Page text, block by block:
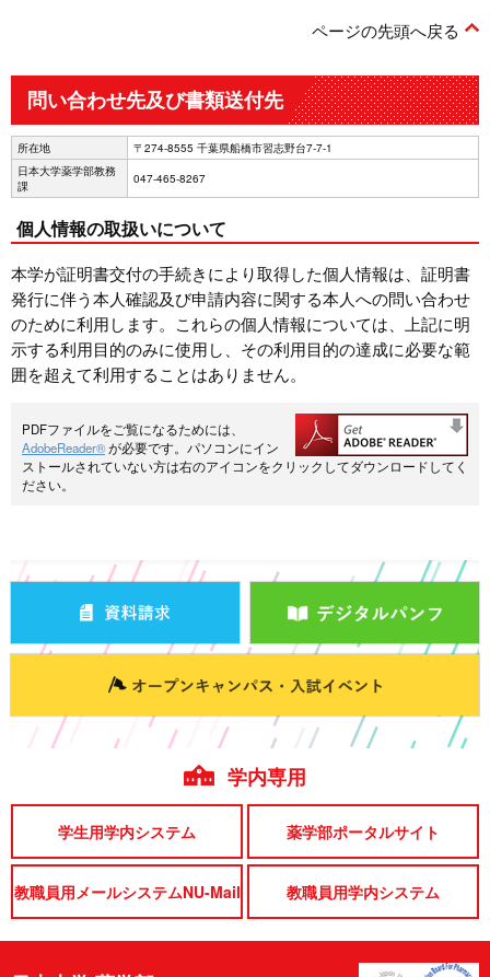
ページの先頭へ戻る
問い合わせ先及び書類送付先
所在地
〒274-8555 千葉県船橋市習志野台7-7-1
日本大学薬学部教務
課
047-465-8267
個人情報の取扱いについて
本学が証明書交付の手続きにより取得した個人情報は、証明書
発行に伴う本人確認及び申請内容に関する本人への問い合わせ
のために利用します。これらの個人情報については、上記に明
示する利用目的のみに使用し、その利用目的の達成に必要な範
囲を超えて利用することはありません。
PDFファイルをご覧になるためには、
AdobeReader®が必要です。パソコンにイン
ストールされていない方は右のアイコンをクリックしてダウンロードしてく
ださい。
学内専用
学生用学内システム 薬学部ポータルサイト
教職員用メールシステムNU-Mail 教職員用学内システム